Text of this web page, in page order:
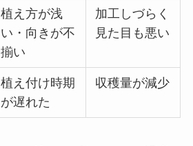
植え方が浅
い・向きが不
揃い
加工しづらく
見た目も悪い
植え付け時期
が遅れた
収穫量が減少